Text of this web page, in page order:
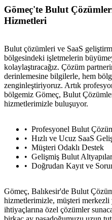
Gömeç'te Bulut
Hizmetleri
Bulut çözümleri ve SaaS
bölgesindeki işletmelerin
kolaylaştıracağız. Çözüm
derinlemesine bilgilerle, hem
zenginleştiriyoruz. Artık
bölgemiz Gömeç, Bulut
hizmetlerimizle buluşuyor.
Profesyonel Bulut
Hızlı ve Ucuz SaaS
Müşteri Odaklı Destek
Gelişmiş Bulut
Doğrudan Kayıt ve
Gömeç, Balıkesir'de Bulut
hizmetlerimizle, müşteri merkezli
ihtiyaçlarına özel çözümler